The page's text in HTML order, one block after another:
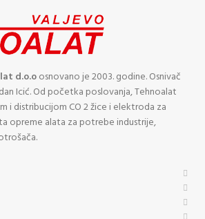
d.o.oosnovano je 2003. godine. Osnivač
Icić. Od početka poslovanja, Tehnoalat
i distribucijom CO 2 žice i elektroda za
opreme alata za potrebe industrije,